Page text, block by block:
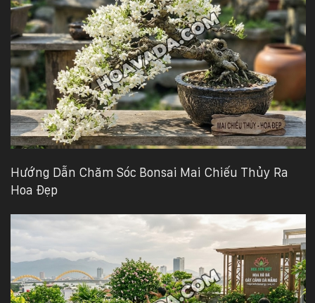
Hướng Dẫn Chăm Sóc Bonsai Mai Chiếu Thủy Ra
Hoa Đẹp